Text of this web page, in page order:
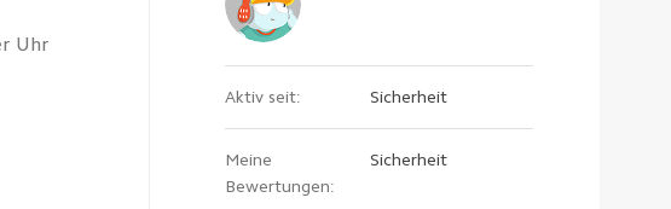
Uhr
Aktiv seit: Sicherheit
Meine
Bewertungen:
Sicherheit